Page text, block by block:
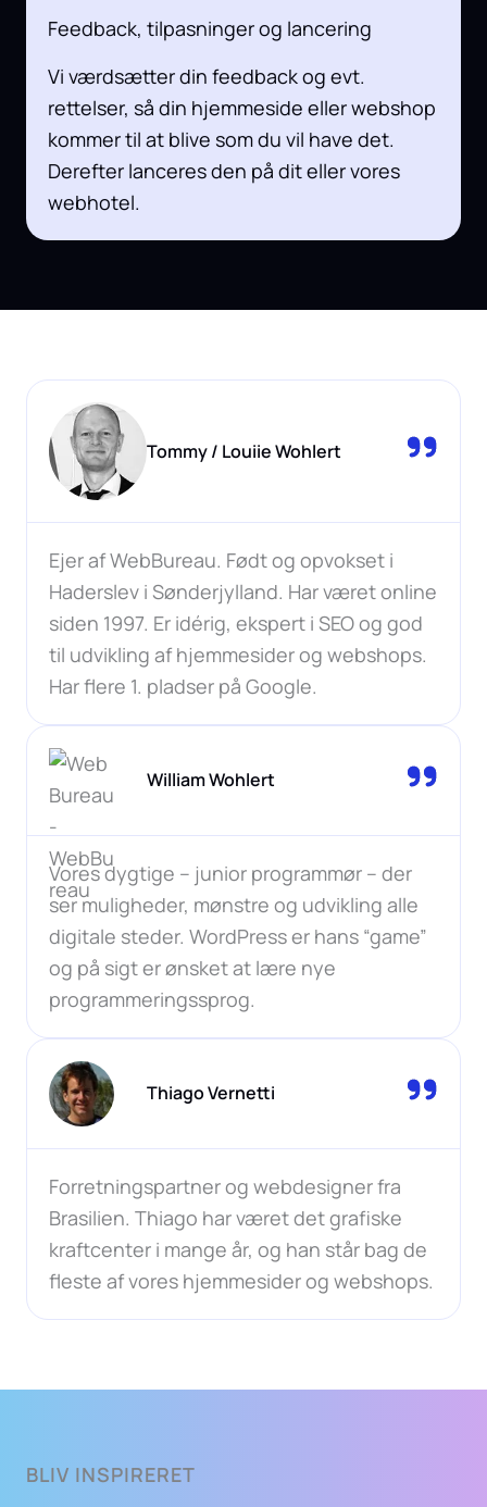
Feedback, tilpasninger og lancering
Vi værdsætter din feedback og evt.
rettelser, så din hjemmeside eller webshop
kommer til at blive som du vil have det.
Derefter lanceres den på dit eller vores
webhotel.
Tommy / Louiie Wohlert
Ejer af WebBureau. Født og opvokset i
Haderslev i Sønderjylland. Har været online
siden 1997. Er idérig, ekspert i SEO og god
til udvikling af hjemmesider og webshops.
Har flere 1. pladser på Google.
William Wohlert
Vores dygtige – junior programmør – der
ser muligheder, mønstre og udvikling alle
digitale steder. WordPress er hans “game”
og på sigt er ønsket at lære nye
programmeringssprog.
Thiago Vernetti
Forretningspartner og webdesigner fra
Brasilien. Thiago har været det grafiske
kraftcenter i mange år, og han står bag de
fleste af vores hjemmesider og webshops.
BLIV INSPIRERET